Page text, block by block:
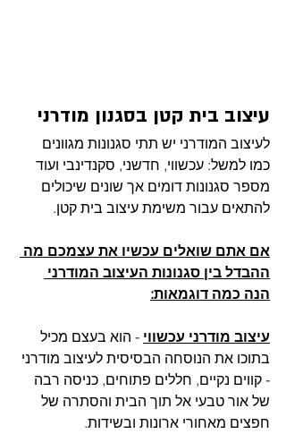
עיצוב בית קטן בסגנון מודרני
לעיצוב המודרני יש תתי סגנונות מגוונים
כמו למשל: עכשווי, חדשני, סקנדינבי ועוד
מספר סגנונות דומים אך שונים שיכולים
להתאים עבור משימת עיצוב בית קטן.
אם אתם שואלים עכשיו את עצמכם מה
ההבדל בין סגנונות העיצוב המודרני
הנה כמה דוגמאות:
עיצוב מודרני עכשווי - הוא בעצם מכיל
בתוכו את הנוסחה הבסיסית לעיצוב מודרני
- קווים נקיים, חללים פתוחים, כניסה רבה
של אור טבעי אל תוך הבית והסתרה של
חפצים מאחורי ארונות ובשידות.